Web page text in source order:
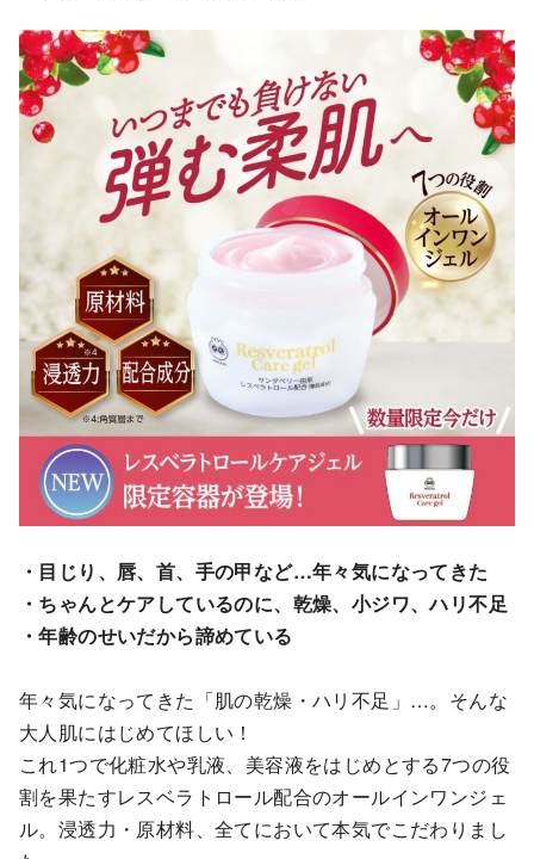
・目じり、唇、首、手の甲など…年々気になってきた
・ちゃんとケアしているのに、乾燥、小ジワ、ハリ不足
・年齢のせいだから諦めている
年々気になってきた「肌の乾燥・ハリ不足」…。そんな
大人肌にはじめてほしい！
これ1つで化粧水や乳液、美容液をはじめとする7つの役
割を果たすレスベラトロール配合のオールインワンジェ
ル。浸透力・原材料、全てにおいて本気でこだわりまし